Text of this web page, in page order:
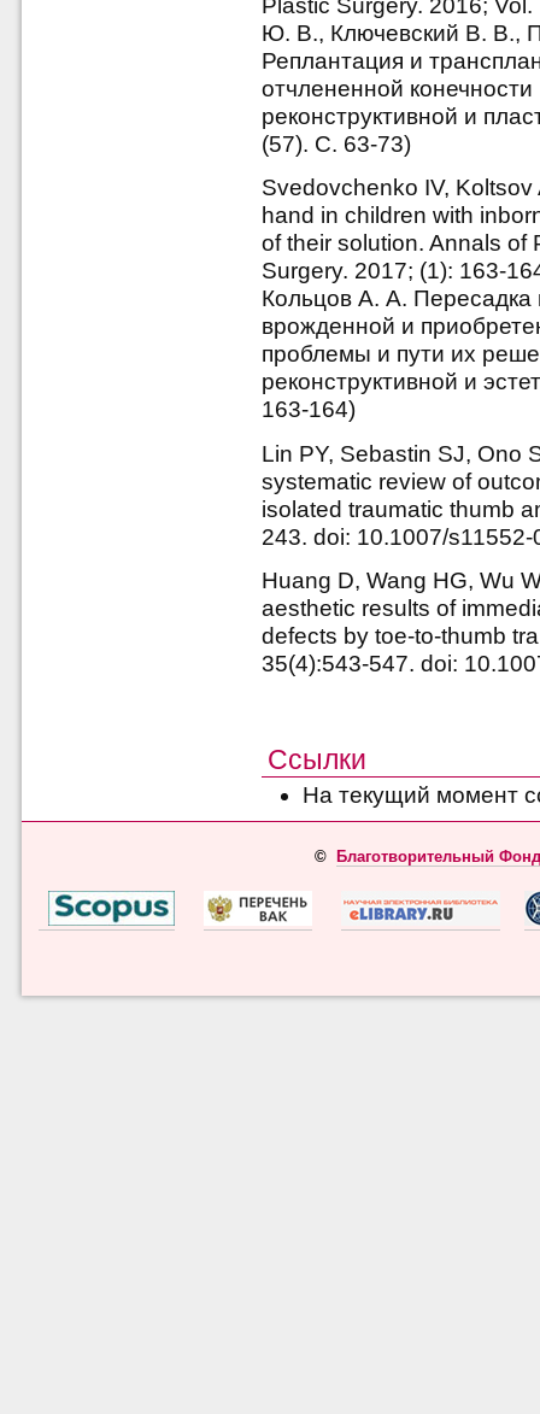
Plastic Surgery. 2016;
Ю. В., Ключевский В. В.,
Реплантация и
отчлененной
реконструктивной и
(57). С. 63-73)
Svedovchenko IV,
hand in children with
of their solution. Annals of
Surgery. 2017; (1): 163-
Кольцов А. А. Пересадка
врожденной и
проблемы и пути их
реконструктивной и
163-164)
Lin PY, Sebastin SJ, Ono
systematic review of
isolated traumatic thumb
243. doi: 10.1007/
Huang D, Wang HG, Wu
aesthetic results of
defects by toe-to-thumb
35(4):543-547. doi:
Ссылки
На текущий момент
© Благотворительный